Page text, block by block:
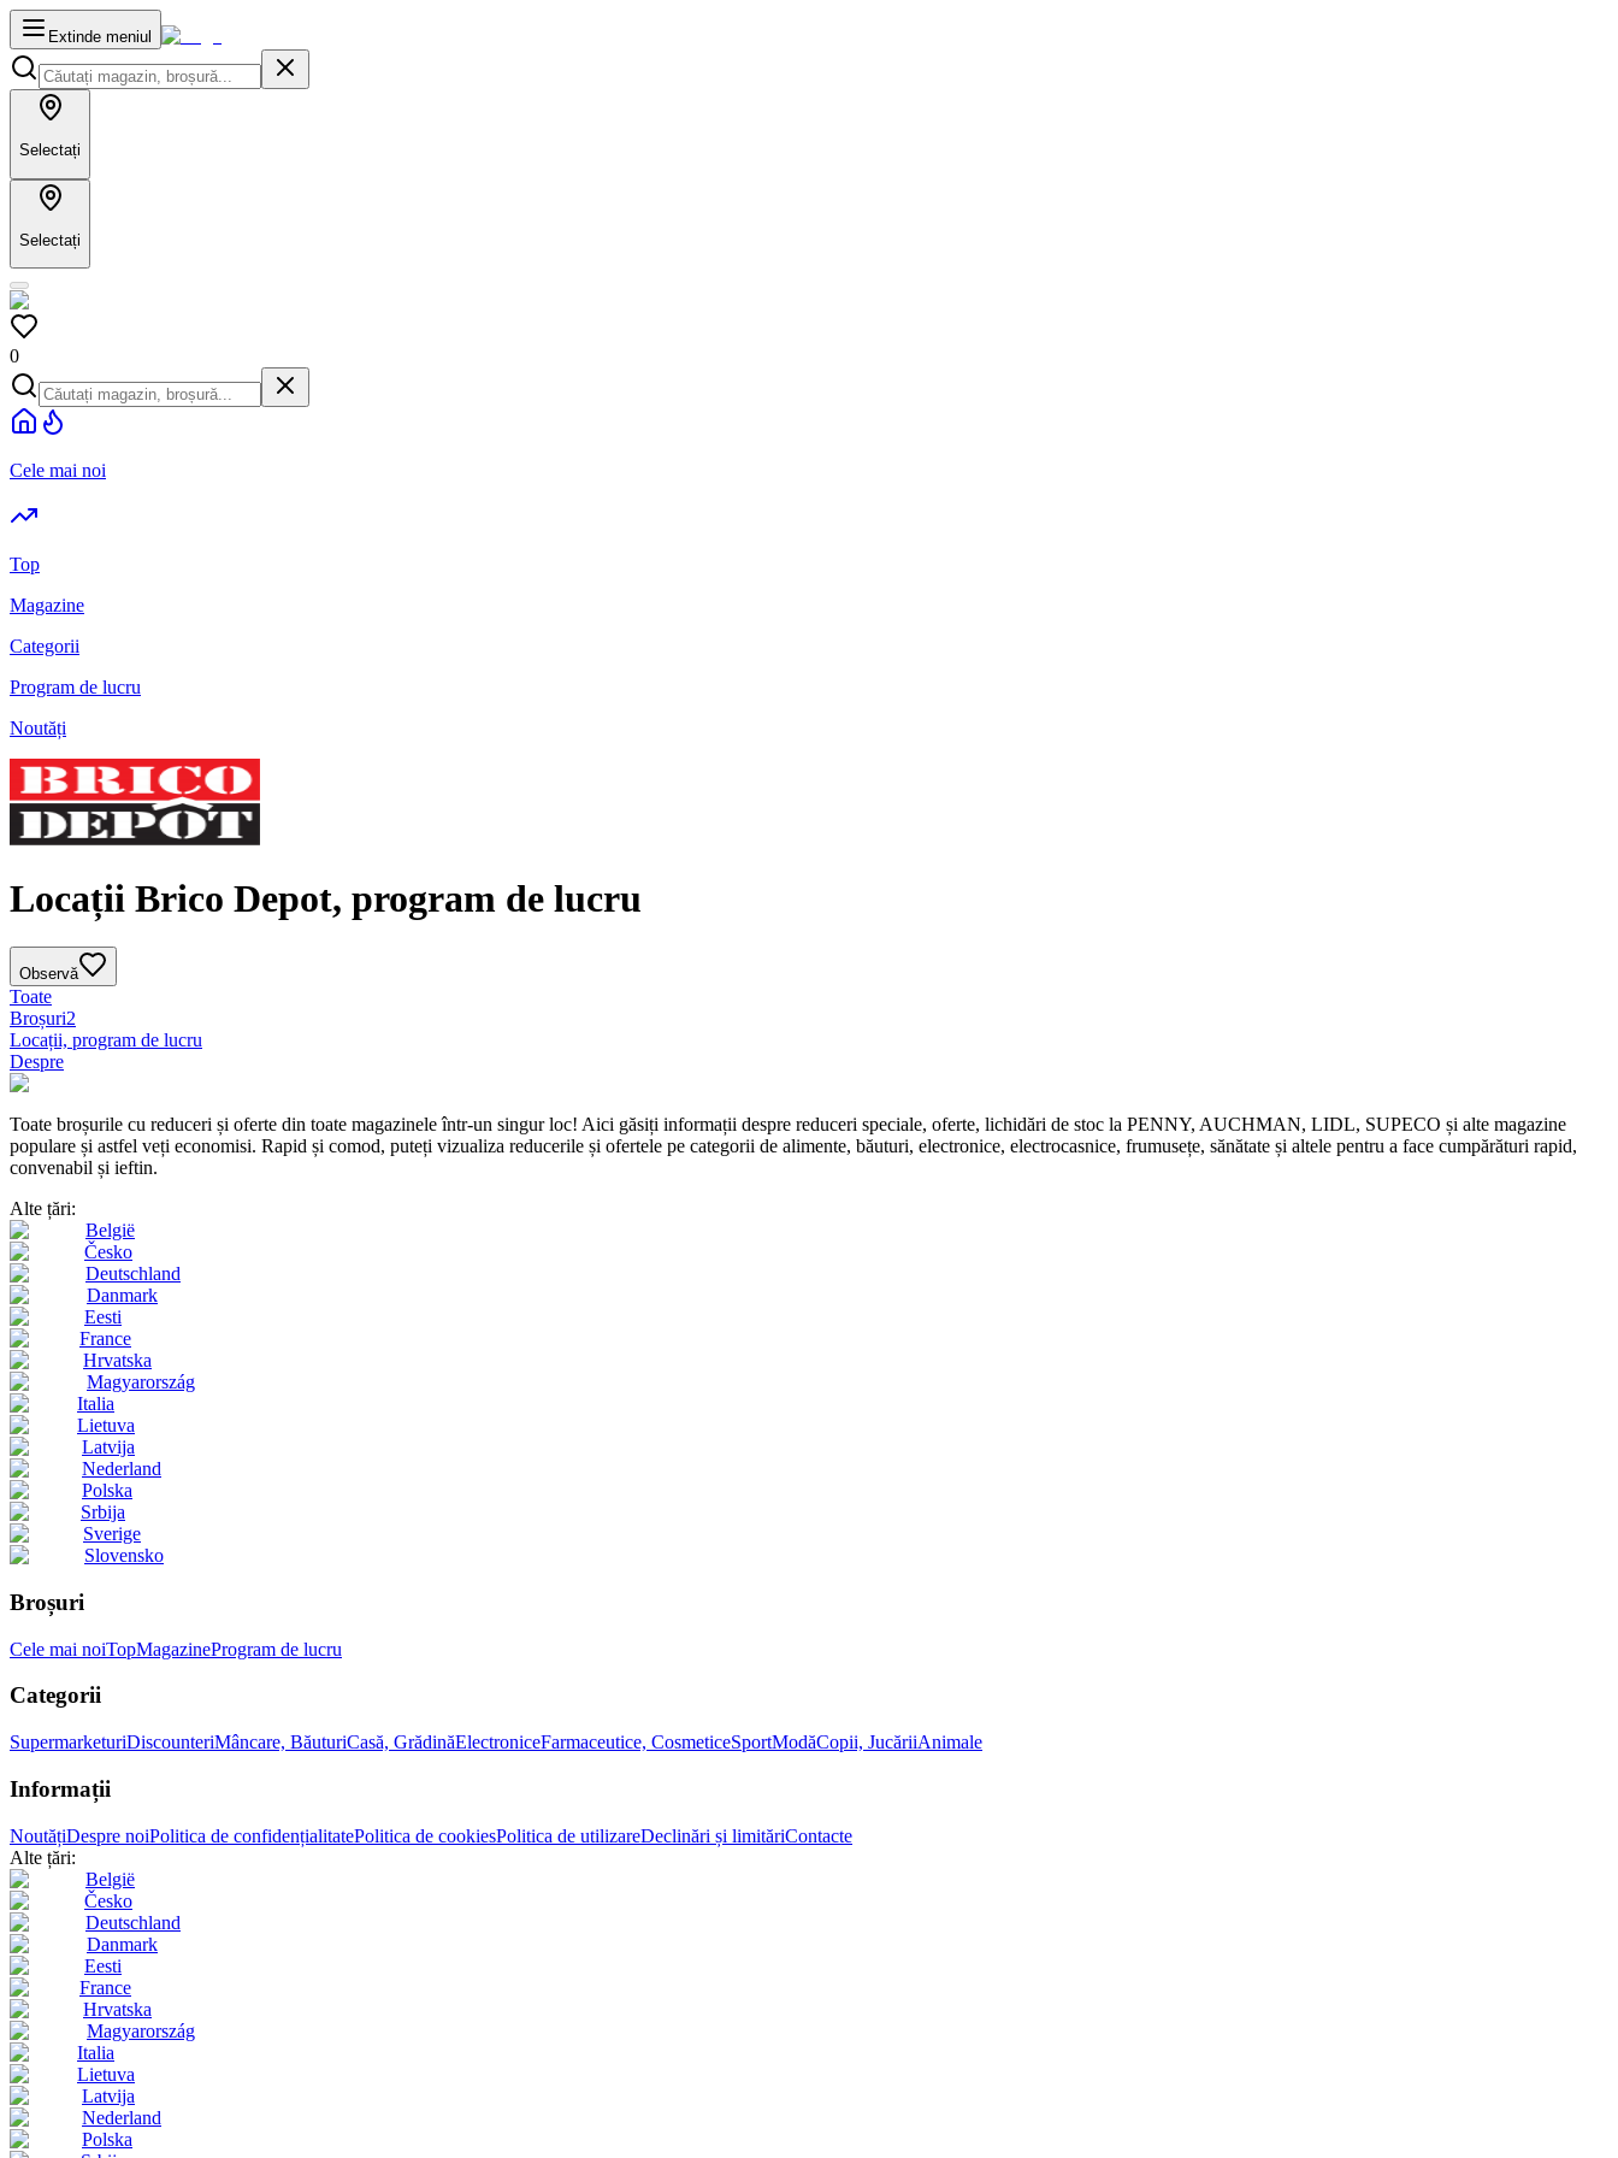
Extinde meniul
Selectați
Selectați
0
Cele mai noi
Top
Magazine
Categorii
Program de lucru
Noutăți
Locații Brico Depot, program de lucru
Observă
Toate
Broșuri2
Locații, program de lucru
Despre
Toate broșurile cu reduceri și oferte din toate magazinele într-un singur loc! Aici găsiți informații despre reduceri speciale, oferte, lichidări de stoc la PENNY, AUCHMAN, LIDL, SUPECO și alte magazine
populare și astfel veți economisi. Rapid și comod, puteți vizualiza reducerile și ofertele pe categorii de alimente, băuturi, electronice, electrocasnice, frumusețe, sănătate și altele pentru a face cumpărături rapid,
convenabil și ieftin.
Alte țări:
België
Česko
Deutschland
Danmark
Eesti
France
Hrvatska
Magyarország
Italia
Lietuva
Latvija
Nederland
Polska
Srbija
Sverige
Slovensko
Broșuri
Cele mai noiTopMagazineProgram de lucru
Categorii
SupermarketuriDiscounteriMâncare, BăuturiCasă, GrădinăElectroniceFarmaceutice, CosmeticeSportModăCopii, JucăriiAnimale
Informații
NoutățiDespre noiPolitica de confidențialitatePolitica de cookiesPolitica de utilizareDeclinări și limităriContacte
Alte țări:
België
Česko
Deutschland
Danmark
Eesti
France
Hrvatska
Magyarország
Italia
Lietuva
Latvija
Nederland
Polska